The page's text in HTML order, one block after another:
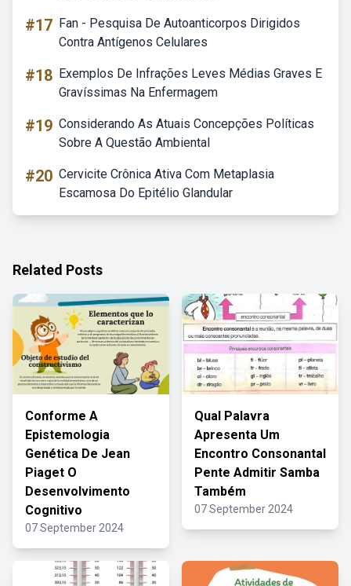
#17 Fan - Pesquisa De Autoanticorpos Dirigidos
Contra Antígenos Celulares
#18 Exemplos De Infrações Leves Médias Graves E
Gravíssimas Na Enfermagem
#19 Considerando As Atuais Concepções Políticas
Sobre A Questão Ambiental
#20 Cervicite Crônica Ativa Com Metaplasia
Escamosa Do Epitélio Glandular
Related Posts
Conforme A
Epistemologia
Genética De Jean
Piaget O
Desenvolvimento
Cognitivo
07 September 2024
Qual Palavra
Apresenta Um
Encontro Consonantal
Pente Admitir Samba
Também
07 September 2024